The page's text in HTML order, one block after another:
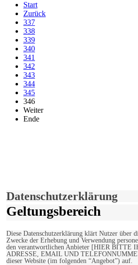
Start
Zurück
337
338
339
340
341
342
343
344
345
346
Weiter
Ende
Datenschutzerklärung
Geltungsbereich
Diese Datenschutzerklärung klärt Nutzer über
Zwecke der Erhebung und Verwendung
den verantwortlichen Anbieter [HIER BITTE
ADRESSE, EMAIL UND
dieser Website (im folgenden “Angebot”) auf.